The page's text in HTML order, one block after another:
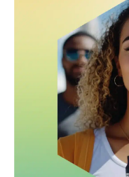
No te
últimas
Suscríbete